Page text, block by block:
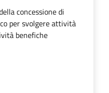
concessione di
per svolgere attività
benefiche